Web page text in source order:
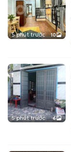
5 phút trước 10
5 phút trước 6